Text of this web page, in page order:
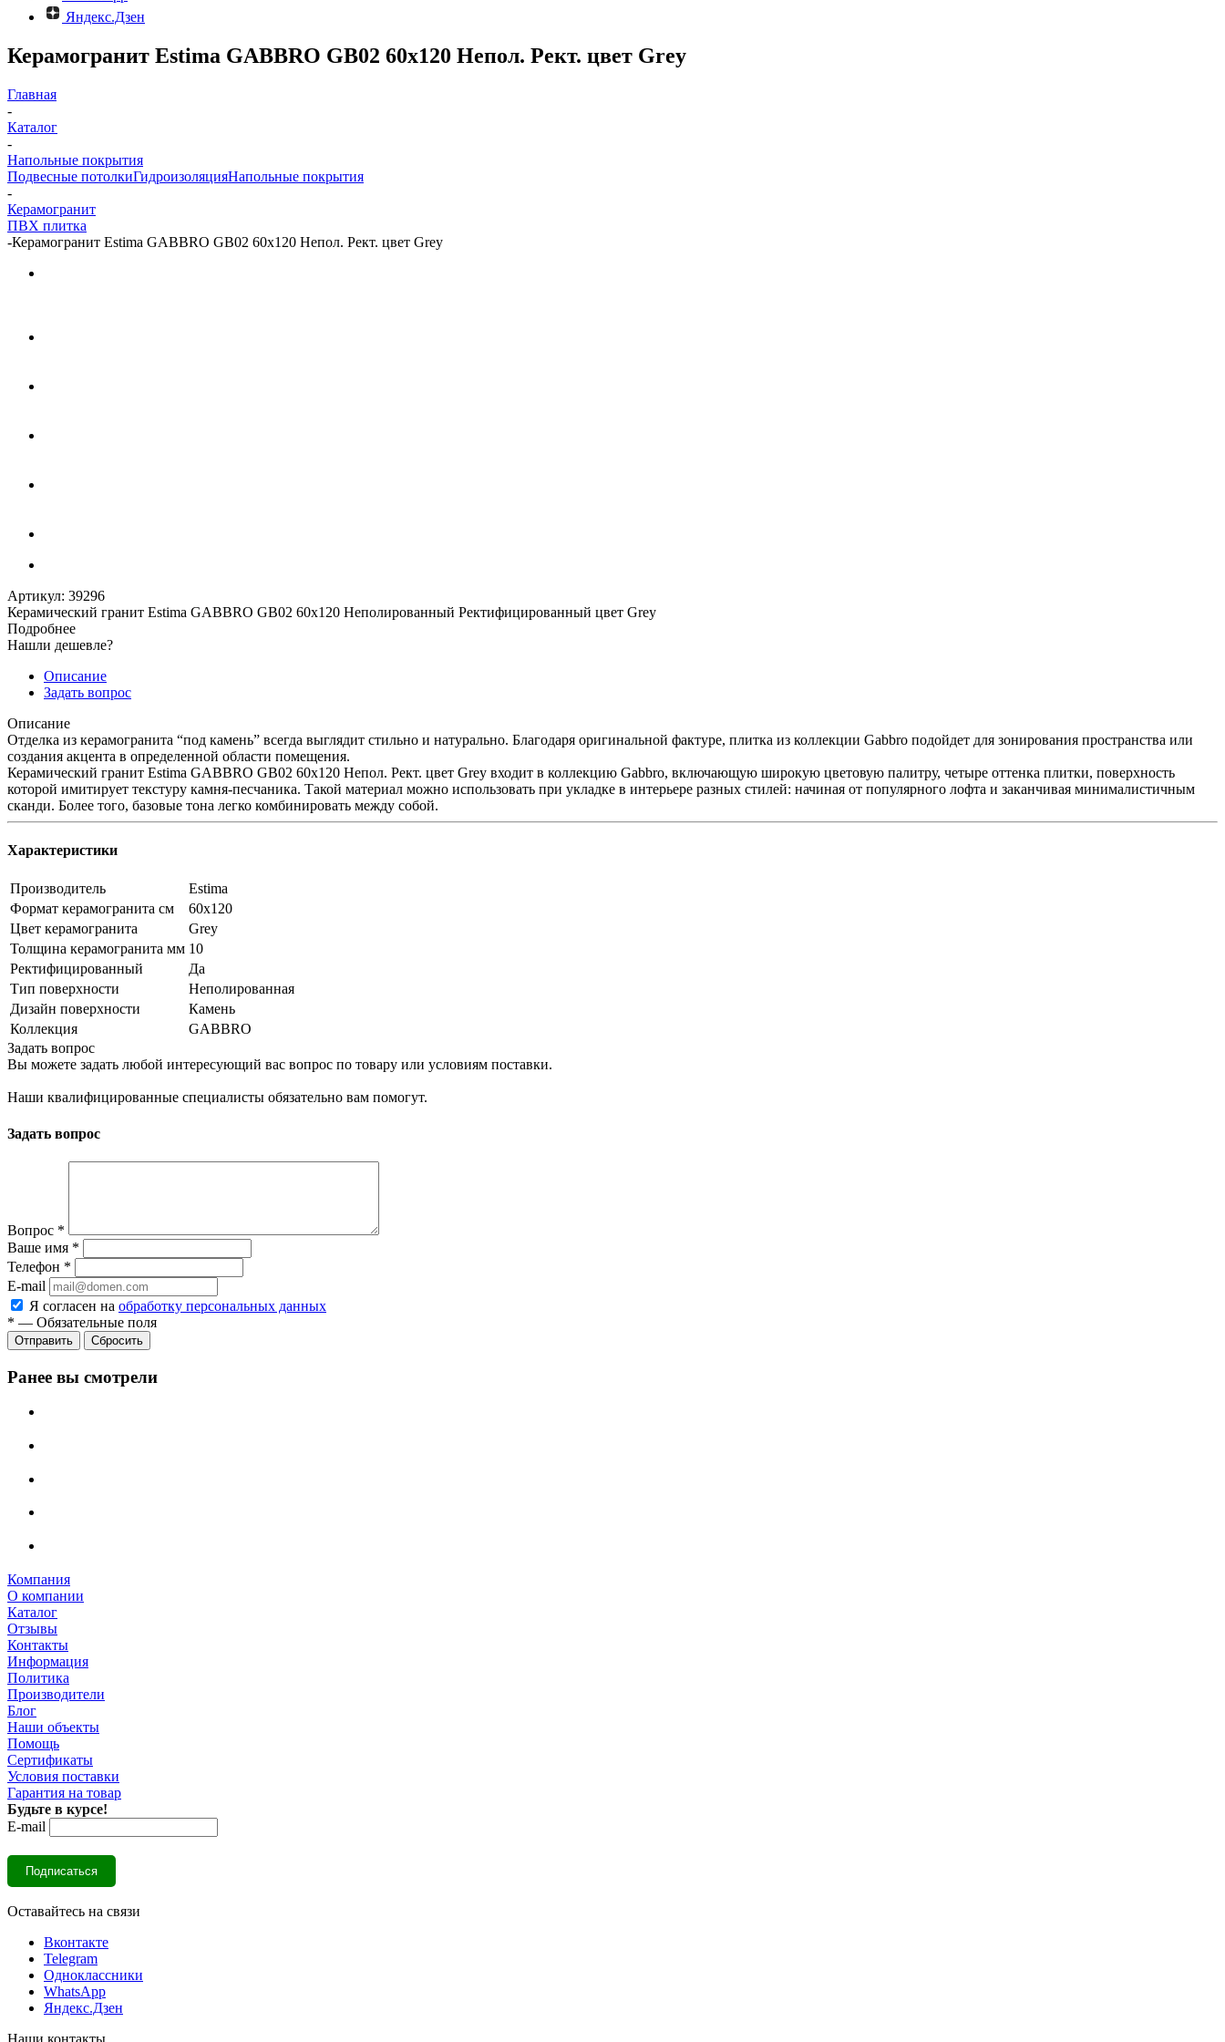
Яндекс.Дзен
Керамогранит Estima GABBRO GB02 60x120 Непол. Рект. цвет Grey
Главная
-
Каталог
-
Напольные покрытия
Подвесные потолкиГидроизоляцияНапольные покрытия
-
Керамогранит
ПВХ плитка
-Керамогранит Estima GABBRO GB02 60x120 Непол. Рект. цвет Grey
Артикул: 39296
Керамический гранит Estima GABBRO GB02 60x120 Неполированный Ректифицированный цвет Grey
Подробнее
Нашли дешевле?
Описание
Задать вопрос
Описание
Отделка из керамогранита “под камень” всегда выглядит стильно и натурально. Благодаря оригинальной фактуре, плитка из коллекции Gabbro подойдет для зонирования пространства или
создания акцента в определенной области помещения.
Керамический гранит Estima GABBRO GB02 60x120 Непол. Рект. цвет Grey входит в коллекцию Gabbro, включающую широкую цветовую палитру, четыре оттенка плитки, поверхность
которой имитирует текстуру камня-песчаника. Такой материал можно использовать при укладке в интерьере разных стилей: начиная от популярного лофта и заканчивая минималистичным
сканди. Более того, базовые тона легко комбинировать между собой.
Характеристики
Производитель
Estima
Формат керамогранита см
60х120
Цвет керамогранита
Grey
Толщина керамогранита мм 10
Ректифицированный
Да
Тип поверхности
Неполированная
Дизайн поверхности
Камень
Коллекция
GABBRO
Задать вопрос
Вы можете задать любой интересующий вас вопрос по товару или условиям поставки.
Наши квалифицированные специалисты обязательно вам помогут.
Задать вопрос
Вопрос *
Ваше имя *
Телефон *
E-mail
Я согласен на обработку персональных данных
* — Обязательные поля
Сбросить
Ранее вы смотрели
Компания
О компании
Каталог
Отзывы
Контакты
Информация
Политика
Производители
Блог
Наши объекты
Помощь
Сертификаты
Условия поставки
Гарантия на товар
Будьте в курсе!
E-mail
Оставайтесь на связи
Вконтакте
Telegram
Одноклассники
WhatsApp
Яндекс.Дзен
Наши контакты